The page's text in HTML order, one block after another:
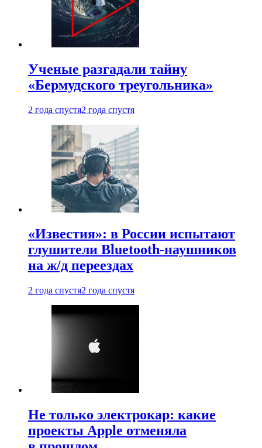
Ученые разгадали тайну
«Бермудского треугольника»
2 года спустя2 года спустя
«Известия»: в России испытают
глушители Bluetooth-наушников
на ж/д переездах
2 года спустя2 года спустя
Не только электрокар: какие
проекты Apple отменяла